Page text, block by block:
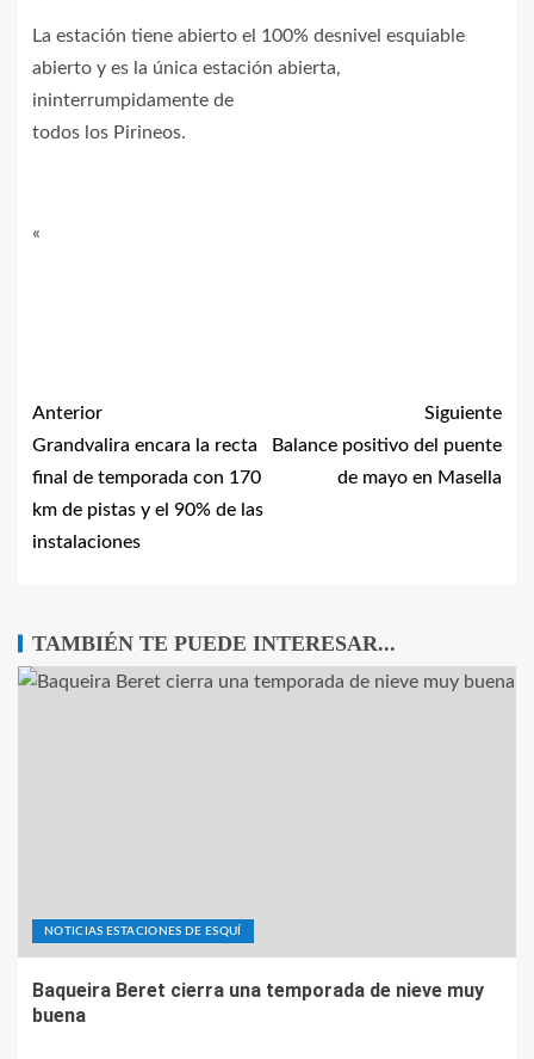
La estación tiene abierto el 100% desnivel esquiable
abierto y es la única estación abierta,
ininterrumpidamente de
todos los Pirineos.
«
Anterior
Grandvalira encara la recta
final de temporada con 170
km de pistas y el 90% de las
instalaciones
Siguiente
Balance positivo del puente
de mayo en Masella
TAMBIÉN TE PUEDE INTERESAR...
NOTICIAS ESTACIONES DE ESQUÍ
Baqueira Beret cierra una temporada de nieve muy
buena